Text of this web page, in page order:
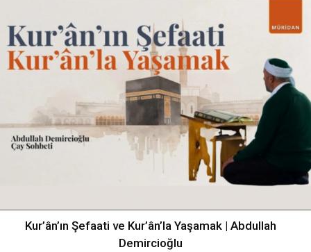
Kur’ân’ın Şefaati ve Kur’ân’la Yaşamak | Abdullah
Demircioğlu